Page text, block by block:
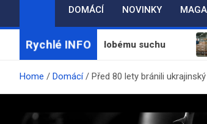
DOMÁCÍ NOVINKY
Rychlé INFO
dlouhodobému suchu Do
Home Domácí Před 80 lety bránili